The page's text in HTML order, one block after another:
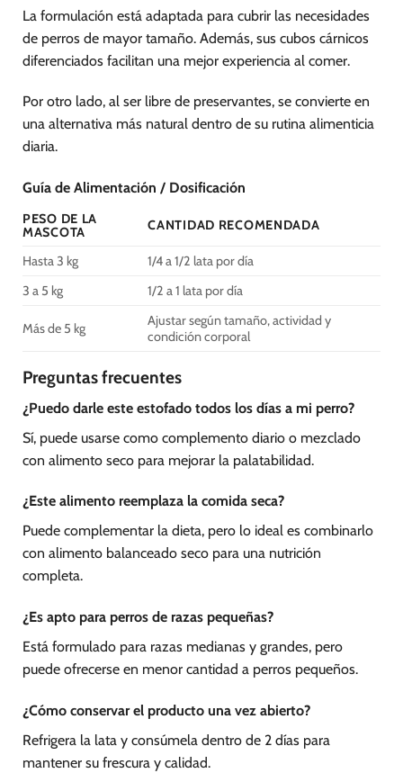
La formulación está adaptada para cubrir las necesidades
de perros de mayor tamaño. Además, sus cubos cárnicos
diferenciados facilitan una mejor experiencia al comer.
Por otro lado, al ser libre de preservantes, se convierte en
una alternativa más natural dentro de su rutina alimenticia
diaria.
Guía de Alimentación / Dosificación
PESO DE LA
MASCOTA
CANTIDAD RECOMENDADA
Hasta 3 kg
1/4 a 1/2 lata por día
3 a 5 kg
1/2 a 1 lata por día
Más de 5 kg
Ajustar según tamaño, actividad y
condición corporal
Preguntas frecuentes
¿Puedo darle este estofado todos los días a mi perro?
Sí, puede usarse como complemento diario o mezclado
con alimento seco para mejorar la palatabilidad.
¿Este alimento reemplaza la comida seca?
Puede complementar la dieta, pero lo ideal es combinarlo
con alimento balanceado seco para una nutrición
completa.
¿Es apto para perros de razas pequeñas?
Está formulado para razas medianas y grandes, pero
puede ofrecerse en menor cantidad a perros pequeños.
¿Cómo conservar el producto una vez abierto?
Refrigera la lata y consúmela dentro de 2 días para
mantener su frescura y calidad.